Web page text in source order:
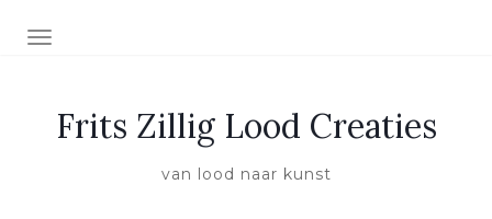
SCHAKEL NAVIGATIE
Frits Zillig Lood Creaties
van lood naar kunst